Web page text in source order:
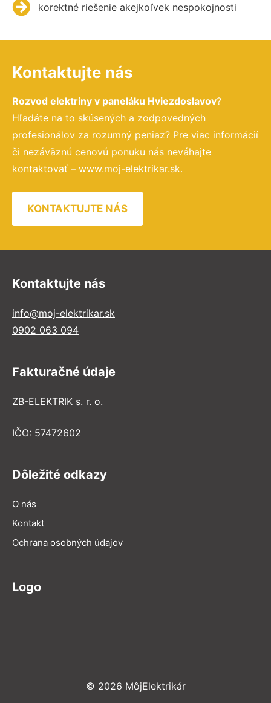
korektné riešenie akejkoľvek nespokojnosti
Kontaktujte nás
Rozvod elektriny v paneláku Hviezdoslavov?
Hľadáte na to skúsených a zodpovedných
profesionálov za rozumný peniaz? Pre viac informácií
či nezáväznú cenovú ponuku nás neváhajte
kontaktovať – www.moj-elektrikar.sk.
KONTAKTUJTE NÁS
Kontaktujte nás
info@moj-elektrikar.sk
0902 063 094
Fakturačné údaje
ZB-ELEKTRIK s. r. o.
IČO: 57472602
Dôležité odkazy
O nás
Kontakt
Ochrana osobných údajov
Logo
© 2026 MôjElektrikár